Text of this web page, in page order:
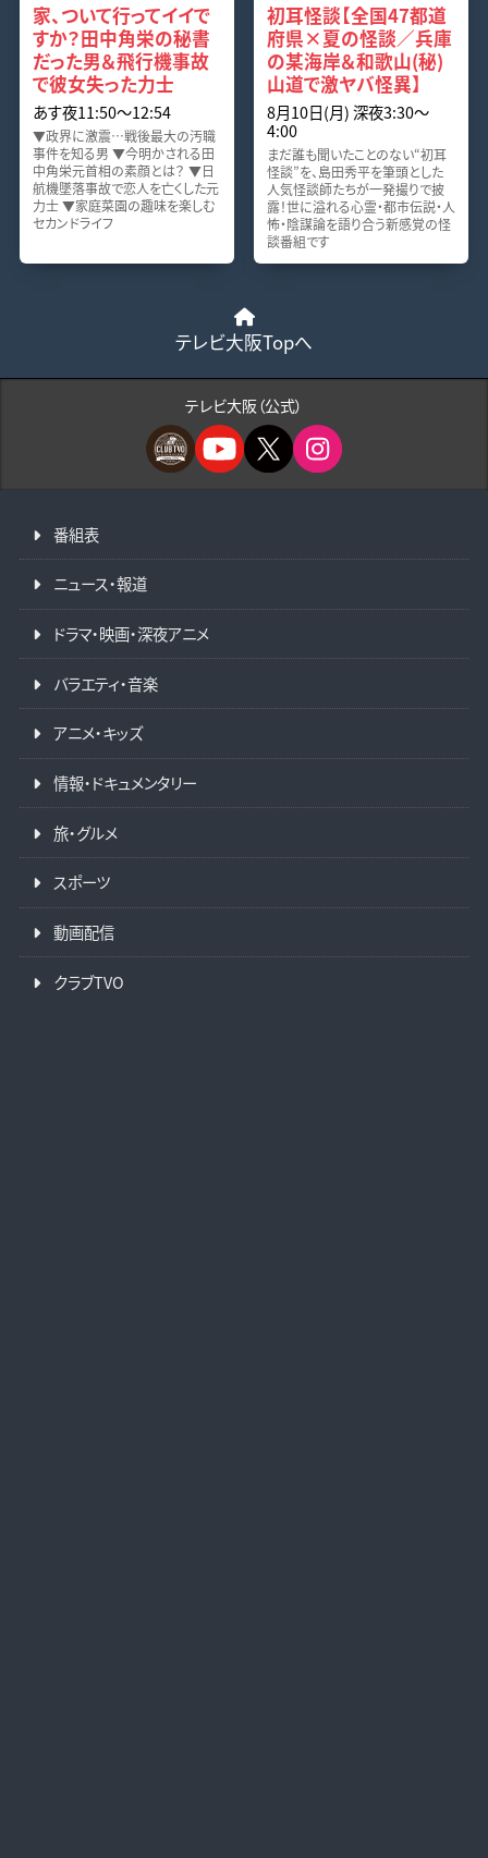
家、ついて行ってイイで
すか？田中角栄の秘書
だった男＆飛行機事故
で彼女失った力士
あす夜11:50〜12:54
▼政界に激震…戦後最大の汚職
事件を知る男 ▼今明かされる田
中角栄元首相の素顔とは？ ▼日
航機墜落事故で恋人を亡くした元
力士 ▼家庭菜園の趣味を楽しむ
セカンドライフ
初耳怪談【全国47都道
府県×夏の怪談／兵庫
の某海岸＆和歌山(秘)
山道で激ヤバ怪異】
8月10日(月) 深夜3:30〜
4:00
まだ誰も聞いたことのない“初耳
怪談”を、島田秀平を筆頭とした
人気怪談師たちが一発撮りで披
露！世に溢れる心霊・都市伝説・人
怖・陰謀論を語り合う新感覚の怪
談番組です
テレビ大阪Topへ
テレビ大阪（公式）
番組表
ニュース・報道
ドラマ・映画・深夜アニメ
バラエティ・音楽
アニメ・キッズ
情報・ドキュメンタリー
旅・グルメ
スポーツ
動画配信
クラブTVO